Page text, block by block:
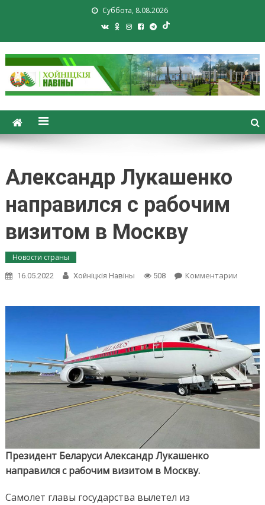
Суббота, 8.08.2026
Хойники. Хойнiцкiя навiны.
Новости Хойник. Районная
Александр Лукашенко
направился с рабочим
визитом в Москву
Новости страны
16.05.2022 Хойнiцкiя Навiны 508 Комментарииon
в
Москву
Президент Беларуси Александр Лукашенко
направился с рабочим визитом в Москву.
Самолет главы государства вылетел из